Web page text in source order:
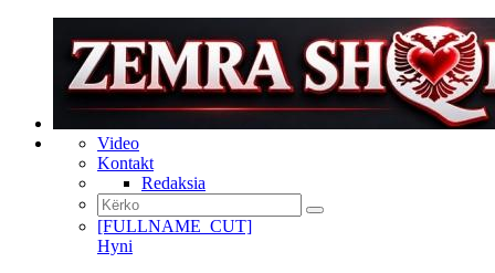
Video
Kontakt
Redaksia
[FULLNAME_CUT]
Hyni